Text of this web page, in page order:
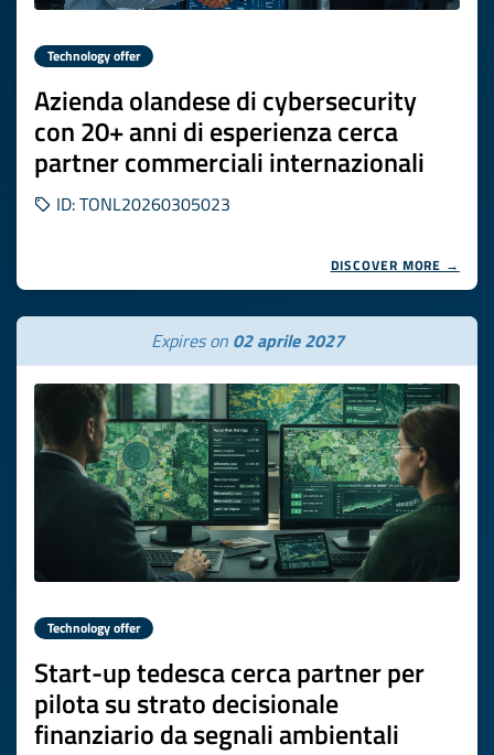
Technology offer
Azienda olandese di cybersecurity
con 20+ anni di esperienza cerca
partner commerciali internazionali
ID: TONL20260305023
DISCOVER MORE →
Expires on 02 aprile 2027
Technology offer
Start-up tedesca cerca partner per
pilota su strato decisionale
finanziario da segnali ambientali